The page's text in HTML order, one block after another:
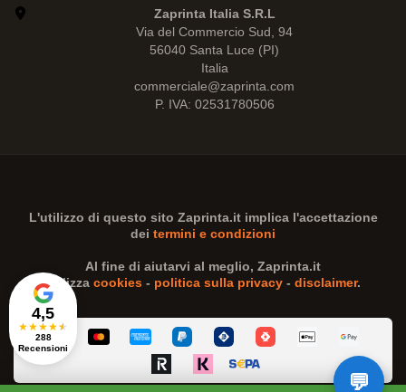
4,5
★★★★★
288
Recensioni
Zaprinta Italia S.R.L
Via del Commercio Sud, 94
56040 Santa Luce (PI)
Italia
commerciale@zaprinta.com
P. IVA: 02531780506
L'utilizzo di questo sito Zaprinta.itimplica l'accettazione
dei termini e condizioni
Al fine di aiutarvi al meglio, Zaprinta.it
utilizza cookies- politica sulla privacy- disclaimer.